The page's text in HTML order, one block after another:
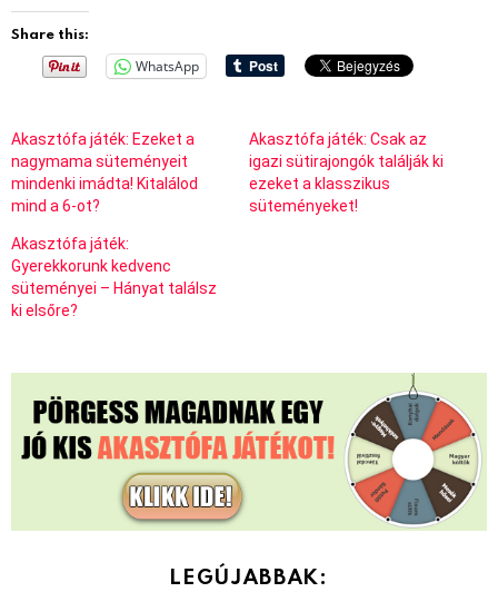
Share this:
WhatsApp
Akasztófa játék: Ezeket a
nagymama süteményeit
mindenki imádta! Kitalálod
mind a 6-ot?
Akasztófa játék: Csak az
igazi sütirajongók találják ki
ezeket a klasszikus
süteményeket!
Akasztófa játék:
Gyerekkorunk kedvenc
süteményei – Hányat találsz
ki elsőre?
LEGÚJABBAK: